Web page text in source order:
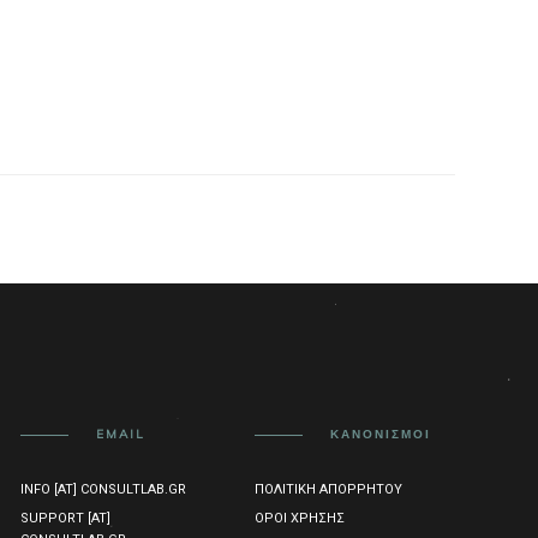
EMAIL
INFO [AT] CONSULTLAB.GR
SUPPORT [AT]
ΚΑΝΟΝΙΣΜΟΊ
ΠΟΛΙΤΙΚΉ ΑΠΟΡΡΉΤΟΥ
ΌΡΟΙ ΧΡΉΣΗΣ